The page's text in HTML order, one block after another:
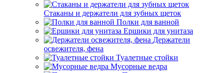
Стаканы и держатели для зубных щеток
Полки для ванной
Ершики для унитаза
Держатели
освежителя, фена
Туалетные стойки
Мусорные ведра